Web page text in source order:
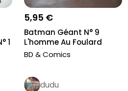
1
5,95 €
Batman Géant N° 9
L'homme Au Foulard
Sagédition
BD & Comics
dudu